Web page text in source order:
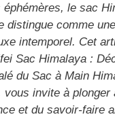
éphémères, le sac
distingue comme
intemporel. Cet
Sac Himalaya :
du Sac à Main
vous invite à
et du savoir-faire